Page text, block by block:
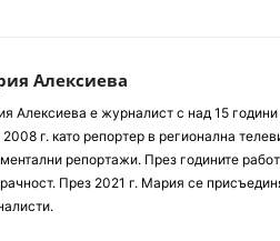
Алексиева
Алексиева е журналист с над 15
2008 г. като репортер в регионална
репортажи. През годините
През 2021 г. Мария се